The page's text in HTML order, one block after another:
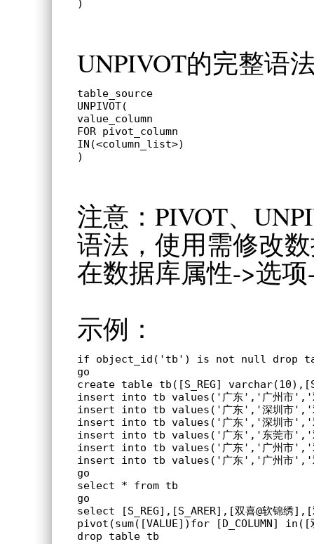
)
UNPIVOT的完整语
table_source
UNPIVOT(
value_column
FOR pivot_column
IN(<column_list>)
)
注意：PIVOT、
语法，使用需修改
在数据库属性->选
示例：
if object_id('tb') is not null drop
go
create table tb([S_REG]
insert into tb values('广东','广州市','双
insert into tb values('广东','深圳市','双
insert into tb values('广东','深圳市','双
insert into tb values('广东','东莞市','双
insert into tb values('广东','广州市','双
insert into tb values('广东','广州市','双
go
select * from tb
go
select [S_REG],[S_ARER],[双喜@软锦绣
pivot(sum([VALUE])for [D_COLUMN] in([
drop table tb